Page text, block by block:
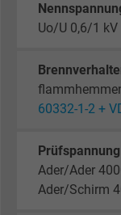
Uo/U 0,6/1 kV
60332-1-2 +
Prüfspannung
Ader/Ader
Ader/Schirm